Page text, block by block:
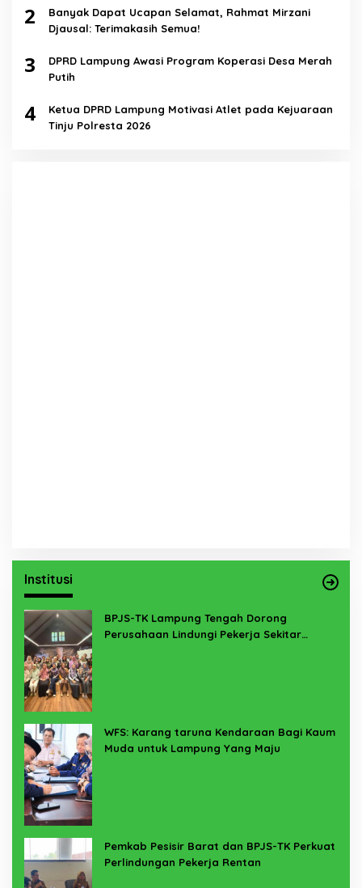
2
Banyak Dapat Ucapan Selamat, Rahmat Mirzani
Djausal: Terimakasih Semua!
3
DPRD Lampung Awasi Program Koperasi Desa Merah
Putih
4
Ketua DPRD Lampung Motivasi Atlet pada Kejuaraan
Tinju Polresta 2026
Institusi
BPJS-TK Lampung Tengah Dorong
Perusahaan Lindungi Pekerja Sekitar
WFS: Karang taruna Kendaraan Bagi Kaum
Muda untuk Lampung Yang Maju
Pemkab Pesisir Barat dan BPJS-TK Perkuat
Perlindungan Pekerja Rentan